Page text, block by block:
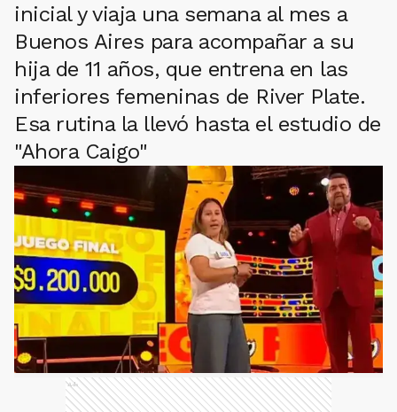
inicial y viaja una semana al mes a
Buenos Aires para acompañar a su
hija de 11 años, que entrena en las
inferiores femeninas de River Plate.
Esa rutina la llevó hasta el estudio de
"Ahora Caigo"
Ads